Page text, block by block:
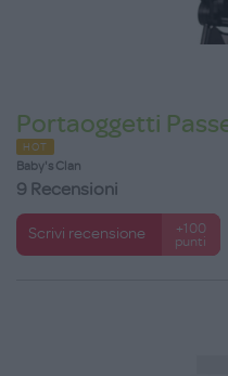
Portaoggetti
HOT
Baby's Clan
9 Recensioni
Scrivi recensione
+100
punti